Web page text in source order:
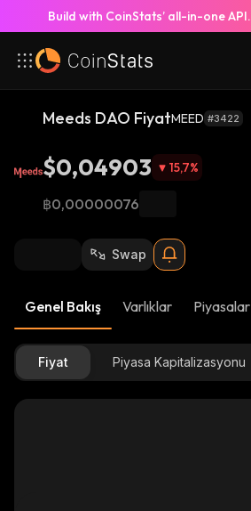
Build with CoinStats’ all-in-one API.
Meeds DAO FiyatMEED #3422
$0,04903 15,7%
฿0,00000076
Swap
Genel Bakış Varlıklar Piyasalar
Fiyat Piyasa Kapitalizasyonu